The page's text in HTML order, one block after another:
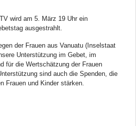
wird am 5. März 19 Uhr ein
ausgestrahlt.
der Frauen aus Vanuatu (Inselstaat
Unterstützung im Gebet, im
für die Wertschätzung der Frauen
sind auch die Spenden, die
Frauen und Kinder stärken.